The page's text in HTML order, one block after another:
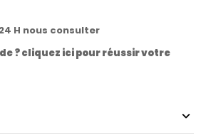
H nous consulter
? cliquez ici pour réussir votre